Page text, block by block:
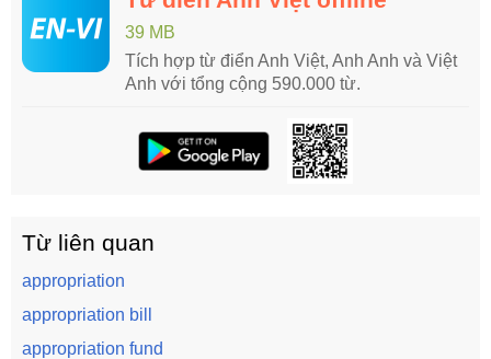
39 MB
Tích hợp từ điển Anh Việt, Anh Anh và Việt
Anh với tổng cộng 590.000 từ.
Từ liên quan
appropriation
appropriation bill
appropriation fund